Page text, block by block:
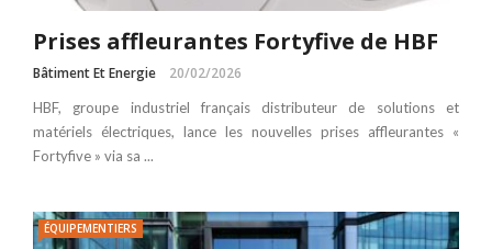
Prises affleurantes Fortyfive de HBF
Bâtiment Et Energie 20/02/2026
HBF, groupe industriel français distributeur de solutions et
matériels électriques, lance les nouvelles prises affleurantes «
Fortyfive » via sa ...
ÉQUIPEMENTIERS